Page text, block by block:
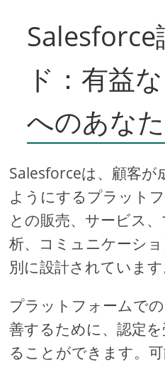
Salesforce
ド：有益
へのあな
Salesforceは、顧客が
ようにするプラット
との販売、サービス
析、コミュニケーシ
別に設計されています
プラットフォームで
善するために、認定
ることができます。